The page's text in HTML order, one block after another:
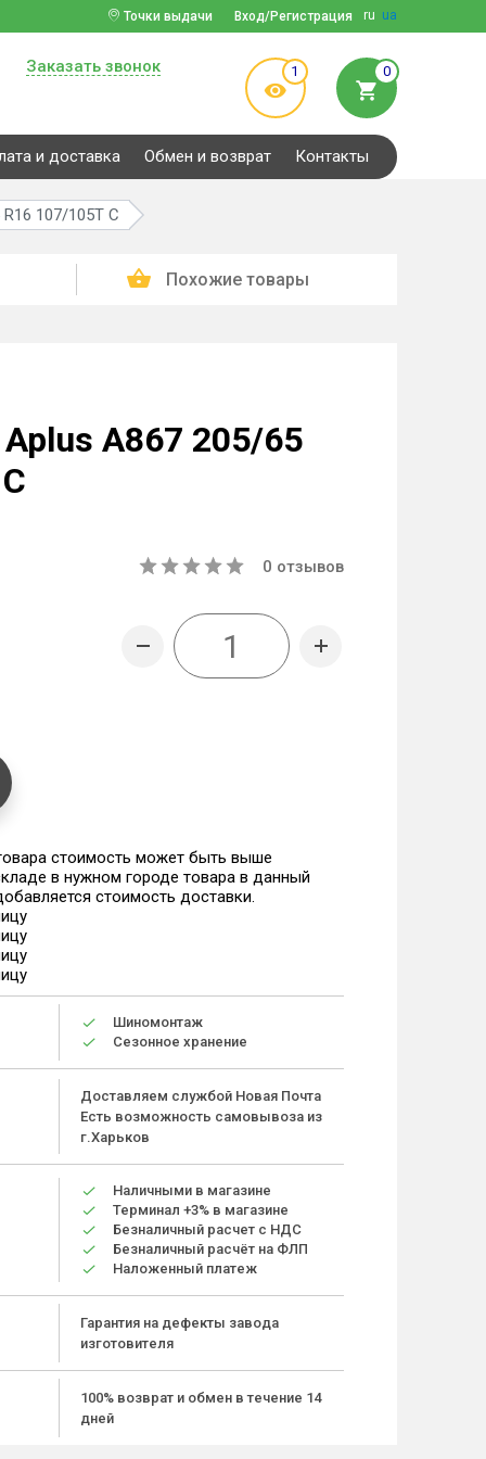
ru ua
Вход/Регистрация
Точки выдачи
Заказать звонок 1 0
и доставка Обмен и возврат Контакты
107/105T C
Похожие товары
A867 205/65
0 отзывов
стоимость может быть выше
в нужном городе товара в данный
стоимость доставки.
Шиномонтаж
Сезонное хранение
Доставляем службой Новая Почта
Есть возможность самовывоза из
г.Харьков
Наличными в магазине
Терминал +3% в магазине
Безналичный расчет с НДС
Безналичный расчёт на ФЛП
Наложенный платеж
Гарантия на дефекты завода
изготовителя
100% возврат и обмен в течение 14
дней